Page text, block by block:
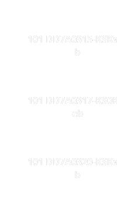
101 DD7A0315-
b
101 DD7A0317-
eb
101 DD7A0320-
b